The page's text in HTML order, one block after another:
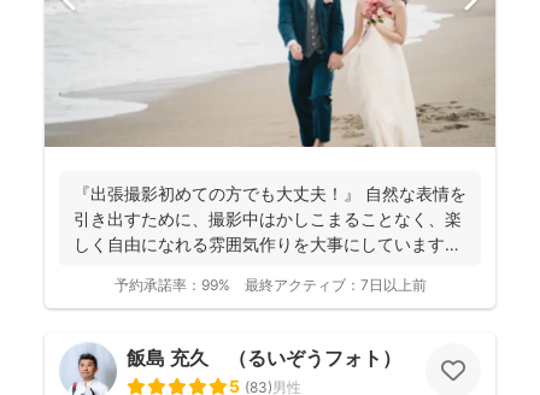
『出張撮影初めての方でも大丈夫！』 自然な表情を
引き出すために、撮影中はかしこまることなく、楽
しく自由になれる雰囲気作りを大事にしています＾
予約承諾率： 99% 最終アクティブ： 7日以上前
飯島 充久 （るいぞうフォト）
5 (83)男性